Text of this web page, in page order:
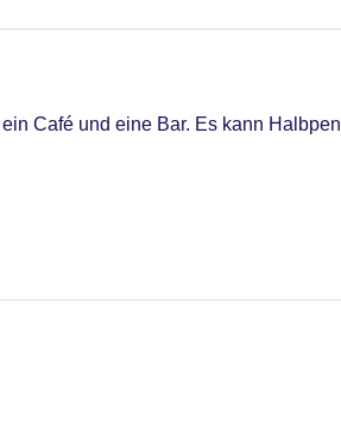
am Pool, Liegen am Pool
Café und eine Bar. Es kann